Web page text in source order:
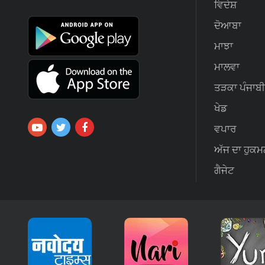
ਵਿਦੇਸ਼
ਦੋਆਬਾ
ਮਾਝਾ
ਮਾਲਵਾ
ਤੜਕਾ ਪੰਜਾਬੀ
ਖੇਡ
ਵਪਾਰ
ਅੱਜ ਦਾ
ਗੈਜੇਟ